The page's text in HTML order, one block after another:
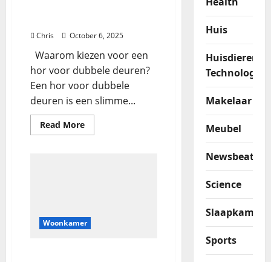
Chris October 6, 2025
Waarom kiezen voor een
hor voor dubbele deuren?
Een hor voor dubbele
deuren is een slimme...
Read More
Woonkamer
Huis
Huisdieren
Technologie
Makelaar
Meubel
Newsbeat
Science
Slaapkamer
Sports